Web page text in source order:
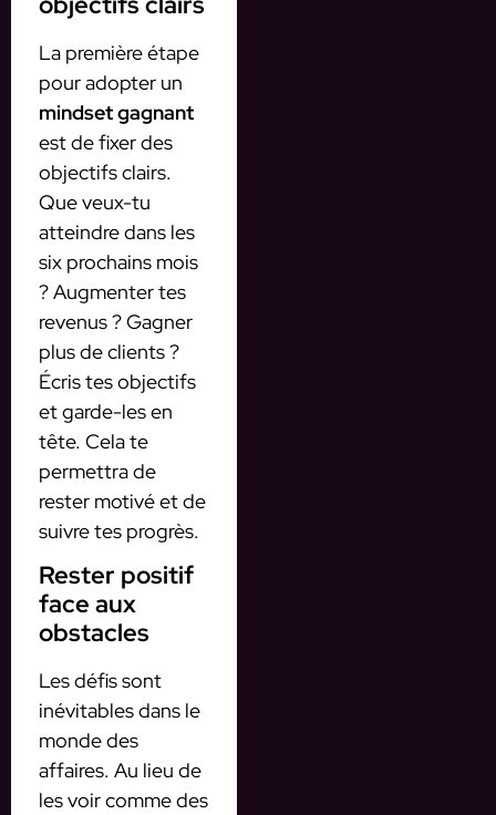
La première étape
pour adopter un
mindset gagnant
est de fixer des
objectifs clairs.
Que veux-tu
atteindre dans les
six prochains mois
? Augmenter tes
revenus ? Gagner
plus de clients ?
Écris tes objectifs
et garde-les en
tête. Cela te
permettra de
rester motivé et de
suivre tes progrès.
Rester positif
face aux
obstacles
Les défis sont
inévitables dans le
monde des
affaires. Au lieu de
les voir comme des